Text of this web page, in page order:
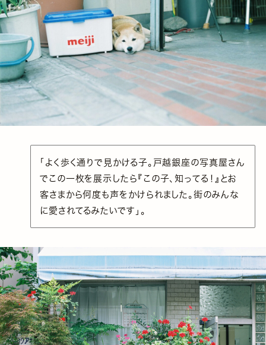
「よく歩く通りで見かける子。戸越銀座の写真屋さん
でこの一枚を展示したら『この子、知ってる！』とお
客さまから何度も声をかけられました。街のみんな
に愛されてるみたいです」。